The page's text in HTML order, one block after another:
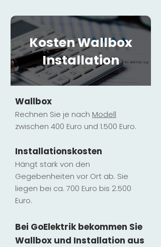
Kosten Wallbox
Installation
Wallbox
Rechnen Sie je nach Modell
zwischen 400 Euro und 1.500 Euro.
Installationskosten
Hängt stark von den
Gegebenheiten vor Ort ab. Sie
liegen bei ca. 700 Euro bis 2.500
Euro.
Bei GoElektrik bekommen Sie
Wallbox und Installation aus